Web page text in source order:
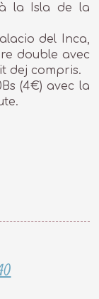
la Isla de la
del Inca,
double avec
dej compris.
(4€) avec la